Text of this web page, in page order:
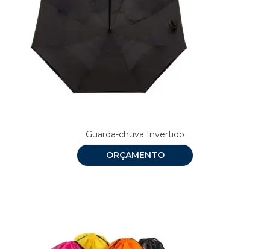
Guarda-chuva Invertido
ORÇAMENTO